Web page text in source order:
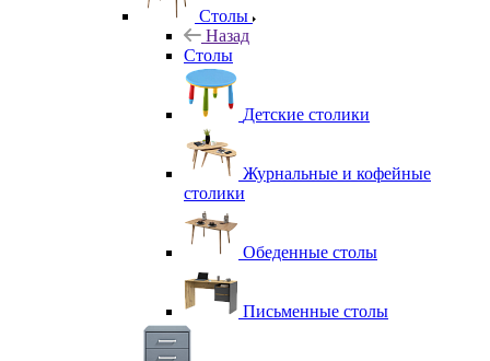
Столы
Назад
Столы
Детские столики
Журнальные и кофейные
столики
Обеденные столы
Письменные столы